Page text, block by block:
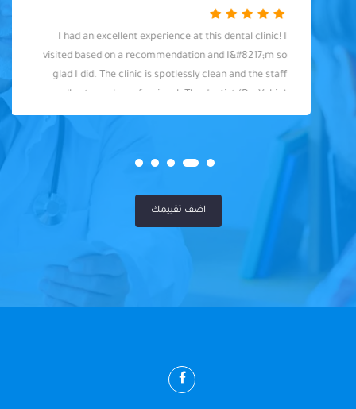
I had an excellent experience at this dental clinic! I
visited based on a recommendation and I&#8217;m so
glad I did. The clinic is spotlessly clean and the staff
were all extremely professional. The dentist (Dr. Yahia)
was fantastic - knowledgeable, skilled, and so friendly. I
felt well taken care of throughout my visit. Highly
اضف تقييمك